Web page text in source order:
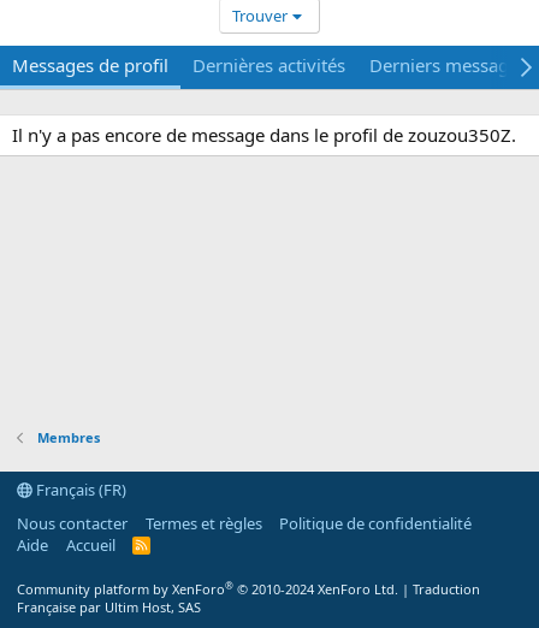
Trouver
Messages de profil Dernières activités Derniers messages
Il n'y a pas encore de message dans le profil de zouzou350Z.
Membres
Français (FR)
Nous contacter
Termes et règles
Politique de confidentialité
Aide
Accueil
R
Community platform by XenForo® © 2010-2024 XenForo Ltd. | Traduction
Française par Ultim Host, SAS